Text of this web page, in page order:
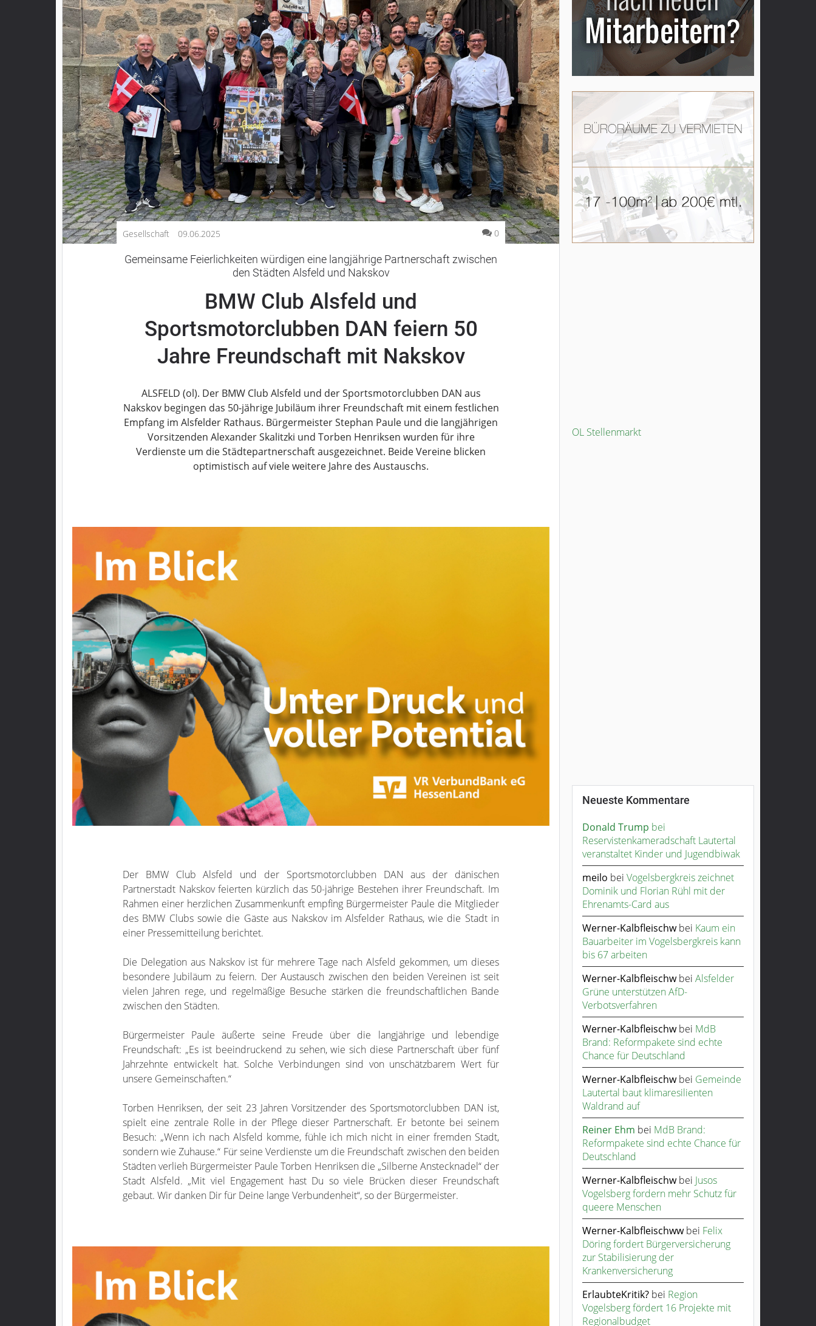
Kultur
Lifestyle
Wirtschaft
Vogelsberg
Alsfeld
Lauterbach
Romrod
Homberg
Ohm
Schotten
Schlitz
Antrifttal
Feldatal
Datenschutzerklärung
Gesellschaft 09.06.2025 0
Gemeinsame Feierlichkeiten würdigen eine langjährige Partnerschaft zwischen
den Städten Alsfeld und Nakskov
BMW Club Alsfeld und
Sportsmotorclubben DAN feiern 50
Jahre Freundschaft mit Nakskov
ALSFELD (ol). Der BMW Club Alsfeld und der Sportsmotorclubben DAN aus
Nakskov begingen das 50-jährige Jubiläum ihrer Freundschaft mit einem festlichen
Empfang im Alsfelder Rathaus. Bürgermeister Stephan Paule und die langjährigen
Vorsitzenden Alexander Skalitzki und Torben Henriksen wurden für ihre
Verdienste um die Städtepartnerschaft ausgezeichnet. Beide Vereine blicken
optimistisch auf viele weitere Jahre des Austauschs.
Der BMW Club Alsfeld und der Sportsmotorclubben DAN aus der dänischen
Partnerstadt Nakskov feierten kürzlich das 50-jährige Bestehen ihrer Freundschaft. Im
Rahmen einer herzlichen Zusammenkunft empfing Bürgermeister Paule die Mitglieder
des BMW Clubs sowie die Gäste aus Nakskov im Alsfelder Rathaus, wie die Stadt in
einer Pressemitteilung berichtet.
Die Delegation aus Nakskov ist für mehrere Tage nach Alsfeld gekommen, um dieses
besondere Jubiläum zu feiern. Der Austausch zwischen den beiden Vereinen ist seit
vielen Jahren rege, und regelmäßige Besuche stärken die freundschaftlichen Bande
zwischen den Städten.
Bürgermeister Paule äußerte seine Freude über die langjährige und lebendige
Freundschaft: „Es ist beeindruckend zu sehen, wie sich diese Partnerschaft über fünf
Jahrzehnte entwickelt hat. Solche Verbindungen sind von unschätzbarem Wert für
unsere Gemeinschaften.“
Torben Henriksen, der seit 23 Jahren Vorsitzender des Sportsmotorclubben DAN ist,
spielt eine zentrale Rolle in der Pflege dieser Partnerschaft. Er betonte bei seinem
Besuch: „Wenn ich nach Alsfeld komme, fühle ich mich nicht in einer fremden Stadt,
sondern wie Zuhause.“ Für seine Verdienste um die Freundschaft zwischen den beiden
Städten verlieh Bürgermeister Paule Torben Henriksen die „Silberne Anstecknadel“ der
Stadt Alsfeld. „Mit viel Engagement hast Du so viele Brücken dieser Freundschaft
gebaut. Wir danken Dir für Deine lange Verbundenheit“, so der Bürgermeister.
OL Stellenmarkt
Neueste Kommentare
Donald Trump bei
Reservistenkameradschaft Lautertal
veranstaltet Kinder und Jugendbiwak
meilo bei Vogelsbergkreis zeichnet
Dominik und Florian Rühl mit der
Ehrenamts-Card aus
Werner-Kalbfleischwbei Kaum ein
Bauarbeiter im Vogelsbergkreis kann
bis 67 arbeiten
Werner-Kalbfleischwbei Alsfelder
Grüne unterstützen AfD-
Verbotsverfahren
Werner-Kalbfleischwbei MdB
Brand: Reformpakete sind echte
Chance für Deutschland
Werner-Kalbfleischwbei Gemeinde
Lautertal baut klimaresilienten
Waldrand auf
Reiner Ehm bei MdB Brand:
Reformpakete sind echte Chance für
Deutschland
Werner-Kalbfleischwbei Jusos
Vogelsberg fordern mehr Schutz für
queere Menschen
Werner-Kalbfleischwwbei Felix
Döring fordert Bürgerversicherung
zur Stabilisierung der
Krankenversicherung
ErlaubteKritik? bei Region
Vogelsberg fördert 16 Projekte mit
Regionalbudget